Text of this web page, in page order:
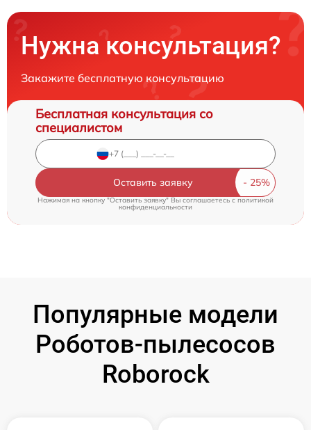
Нужна консультация?
Закажите бесплатную консультацию
Бесплатная консультация со
специалистом
Оставить заявку
Нажимая на кнопку "Оставить заявку" Вы соглашаетесь cполитикой
конфиденциальности
Популярные модели
Роботов-пылесосов
Roborock